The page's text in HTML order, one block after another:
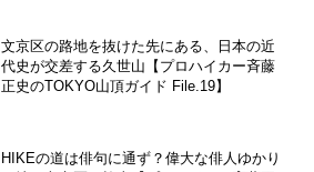
文京区の路地を抜けた先にある、日本の近
代史が交差する久世山【プロハイカー斉藤
正史のTOKYO山頂ガイド File.19】
HIKEの道は俳句に通ず？偉大な俳人ゆかり